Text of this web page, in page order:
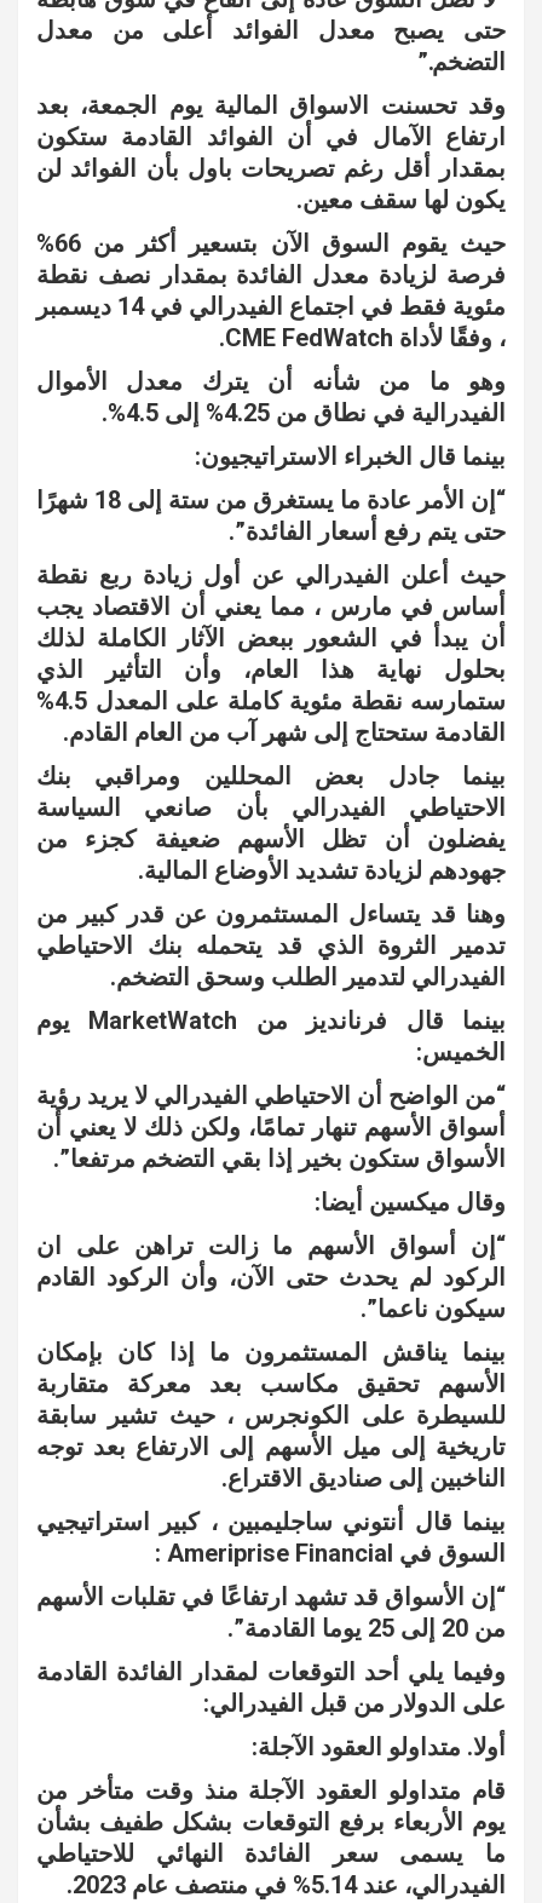
حتى يصبح معدل الفوائد أعلى من معدل
التضخم.”
وقد تحسنت الاسواق المالية يوم الجمعة، بعد
ارتفاع الآمال في أن الفوائد القادمة ستكون
بمقدار أقل رغم تصريحات باول بأن الفوائد لن
يكون لها سقف معين.
حيث يقوم السوق الآن بتسعير أكثر من 66%
فرصة لزيادة معدل الفائدة بمقدار نصف نقطة
مئوية فقط في اجتماع الفيدرالي في 14 ديسمبر
، وفقًا لأداة CME FedWatch.
وهو ما من شأنه أن يترك معدل الأموال
الفيدرالية في نطاق من 4.25% إلى 4.5%.
بينما قال الخبراء الاستراتيجيون:
“إن الأمر عادة ما يستغرق من ستة إلى 18 شهرًا
حتى يتم رفع أسعار الفائدة”.
حيث أعلن الفيدرالي عن أول زيادة ربع نقطة
أساس في مارس ، مما يعني أن الاقتصاد يجب
أن يبدأ في الشعور ببعض الآثار الكاملة لذلك
بحلول نهاية هذا العام، وأن التأثير الذي
ستمارسه نقطة مئوية كاملة على المعدل 4.5%
القادمة ستحتاج إلى شهر آب من العام القادم.
بينما جادل بعض المحللين ومراقبي بنك
الاحتياطي الفيدرالي بأن صانعي السياسة
يفضلون أن تظل الأسهم ضعيفة كجزء من
جهودهم لزيادة تشديد الأوضاع المالية.
وهنا قد يتساءل المستثمرون عن قدر كبير من
تدمير الثروة الذي قد يتحمله بنك الاحتياطي
الفيدرالي لتدمير الطلب وسحق التضخم.
بينما قال فرنانديز من MarketWatch يوم
الخميس:
“من الواضح أن الاحتياطي الفيدرالي لا يريد رؤية
أسواق الأسهم تنهار تمامًا، ولكن ذلك لا يعني أن
الأسواق ستكون بخير إذا بقي التضخم مرتفعا”.
وقال ميكسين أيضا:
“إن أسواق الأسهم ما زالت تراهن على ان
الركود لم يحدث حتى الآن، وأن الركود القادم
سيكون ناعما”.
بينما يناقش المستثمرون ما إذا كان بإمكان
الأسهم تحقيق مكاسب بعد معركة متقاربة
للسيطرة على الكونجرس ، حيث تشير سابقة
تاريخية إلى ميل الأسهم إلى الارتفاع بعد توجه
الناخبين إلى صناديق الاقتراع.
بينما قال أنتوني ساجليمبين ، كبير استراتيجيي
السوق في Ameriprise Financial :
“إن الأسواق قد تشهد ارتفاعًا في تقلبات الأسهم
من 20 إلى 25 يوما القادمة”.
وفيما يلي أحد التوقعات لمقدار الفائدة القادمة
على الدولار من قبل الفيدرالي:
أولا. متداولو العقود الآجلة:
قام متداولو العقود الآجلة منذ وقت متأخر من
يوم الأربعاء برفع التوقعات بشكل طفيف بشأن
ما يسمى سعر الفائدة النهائي للاحتياطي
الفيدرالي، عند 5.14% في منتصف عام 2023.